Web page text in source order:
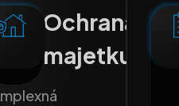
Ochrana
majetku